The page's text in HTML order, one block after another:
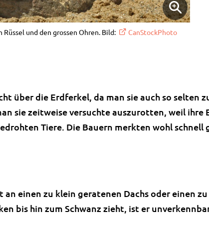
und den grossen Ohren. Bild: CanStockPhoto
über die Erdferkel, da man sie auch so selten
sie zeitweise versuchte auszurotten, weil
Tiere. Die Bauern merkten wohl schnell
an einen zu klein geratenen Dachs oder einen
bis hin zum Schwanz zieht, ist er